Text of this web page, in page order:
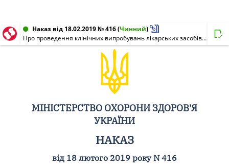
Наказ від 18.02.2019 № 416(Чинний)
Про проведення клінічних випробувань лікарських засобів та затвердження суттєвих поправок і внесення змін до додатка 7 до наказу Міністерства охорони здоров'я України від 21 січня 2019 року N 146
МІНІСТЕРСТВО ОХОРОНИ ЗДОРОВ'Я
УКРАЇНИ
НАКАЗ
від 18 лютого 2019 року N 416